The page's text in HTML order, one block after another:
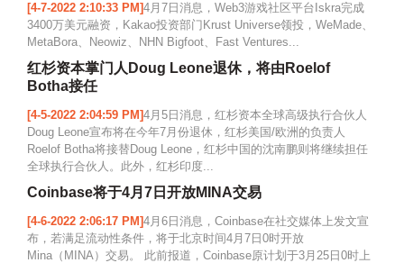
[4-7-2022 2:10:33 PM]4月7日消息，Web3游戏社区平台Iskra完成
3400万美元融资，Kakao投资部门Krust Universe领投，WeMade、
MetaBora、Neowiz、NHN Bigfoot、Fast Ventures...
红杉资本掌门人Doug Leone退休，将由Roelof
Botha接任
[4-5-2022 2:04:59 PM]4月5日消息，红杉资本全球高级执行合伙人
Doug Leone宣布将在今年7月份退休，红杉美国/欧洲的负责人
Roelof Botha将接替Doug Leone，红杉中国的沈南鹏则将继续担任
全球执行合伙人。此外，红杉印度...
Coinbase将于4月7日开放MINA交易
[4-6-2022 2:06:17 PM]4月6日消息，Coinbase在社交媒体上发文宣
布，若满足流动性条件，将于北京时间4月7日0时开放
Mina（MINA）交易。 此前报道，Coinbase原计划于3月25日0时上